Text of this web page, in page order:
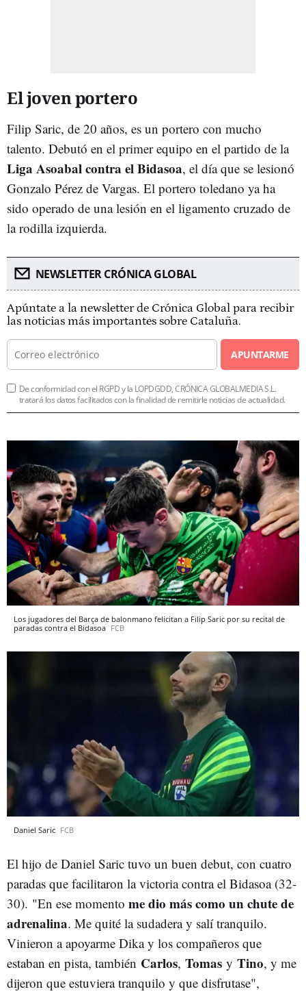
El joven portero
Filip Saric, de 20 años, es un portero con mucho
talento. Debutó en el primer equipo en el partido de la
Liga Asoabal contra el Bidasoa, el día que se lesionó
Gonzalo Pérez de Vargas. El portero toledano ya ha
sido operado de una lesión en el ligamento cruzado de
la rodilla izquierda.
NEWSLETTER CRÓNICA GLOBAL
Apúntate a la newsletter de Crónica Global para recibir
las noticias más importantes sobre Cataluña.
APUNTARME
De conformidad con el RGPD y la LOPDGDD, CRÓNICA GLOBALMEDIA S.L.
tratará los datos facilitados con la finalidad de remitirle noticias de actualidad.
Los jugadores del Barça de balonmano felicitan a Filip Saric por su recital de
paradas contra el Bidasoa FCB
Daniel Saric FCB
El hijo de Daniel Saric tuvo un buen debut, con cuatro
paradas que facilitaron la victoria contra el Bidasoa (32-
30). "En ese momento me dio más como un chute de
adrenalina. Me quité la sudadera y salí tranquilo.
Vinieron a apoyarme Dika y los compañeros que
estaban en pista, también Carlos, Tomas y Tino, y me
dijeron que estuviera tranquilo y que disfrutase",